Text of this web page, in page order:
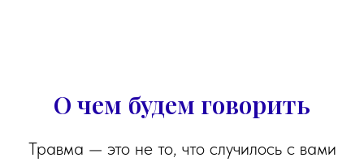
О чем будем говорить
Травма — это не то, что случилось с вами